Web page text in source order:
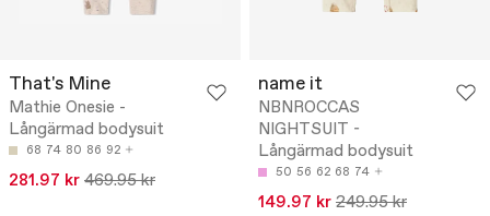
That's Mine
Mathie Onesie -
Långärmad bodysuit
68 74 80 86 92
281.97 kr 469.95 kr
name it
NBNROCCAS
NIGHTSUIT -
Långärmad bodysuit
50 56 62 68 74
149.97 kr 249.95 kr